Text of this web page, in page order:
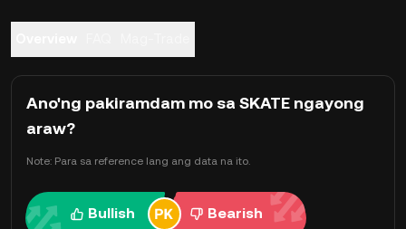
Ano'ng pakiramdam mo sa SKATE ngayong
araw?
Note: Para sa reference lang ang data na ito.
Bullish Bearish